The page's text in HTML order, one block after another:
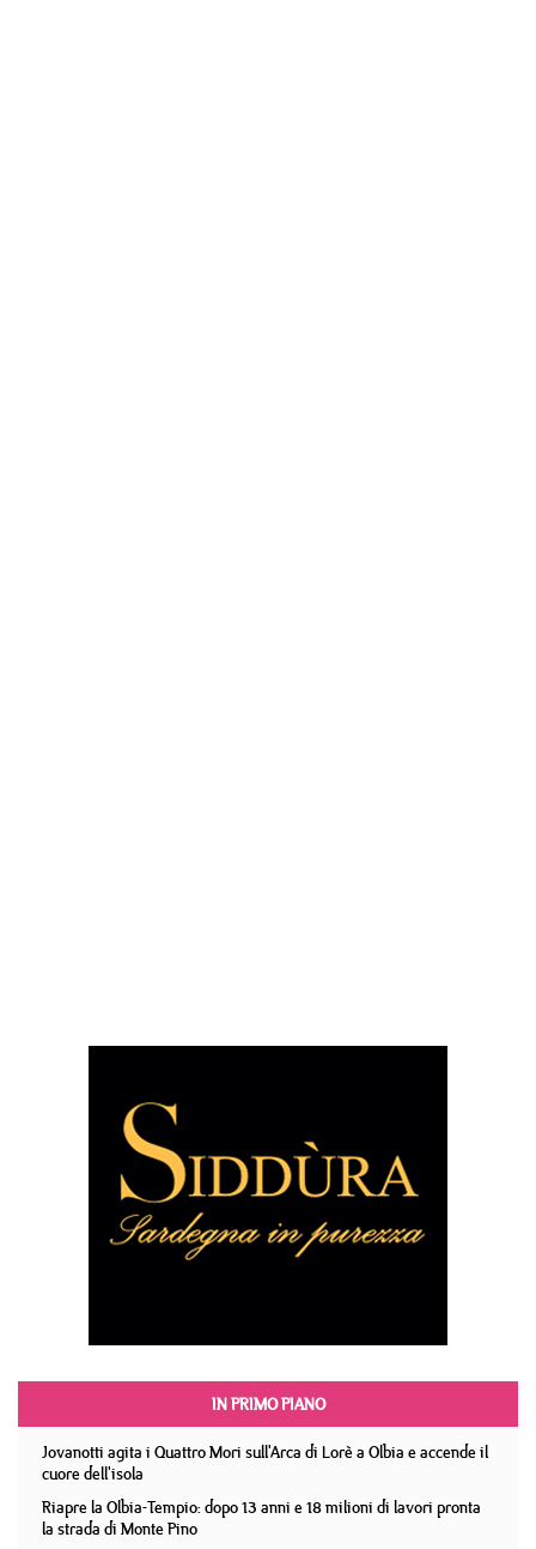
IN PRIMO PIANO
Jovanotti agita i Quattro Mori sull'Arca di Lorè a Olbia e accende il
cuore dell'isola
Riapre la Olbia-Tempio: dopo 13 anni e 18 milioni di lavori pronta
la strada di Monte Pino